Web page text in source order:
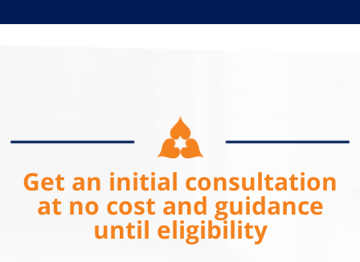
Get an initial consultation
at no cost and guidance
until eligibility